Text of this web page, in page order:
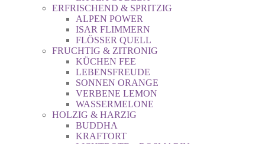
ERFRISCHEND & SPRITZIG
ALPEN POWER
ISAR FLIMMERN
FLÖSSER QUELL
FRUCHTIG & ZITRONIG
KÜCHEN FEE
LEBENSFREUDE
SONNEN ORANGE
VERBENE LEMON
WASSERMELONE
HOLZIG & HARZIG
BUDDHA
KRAFTORT